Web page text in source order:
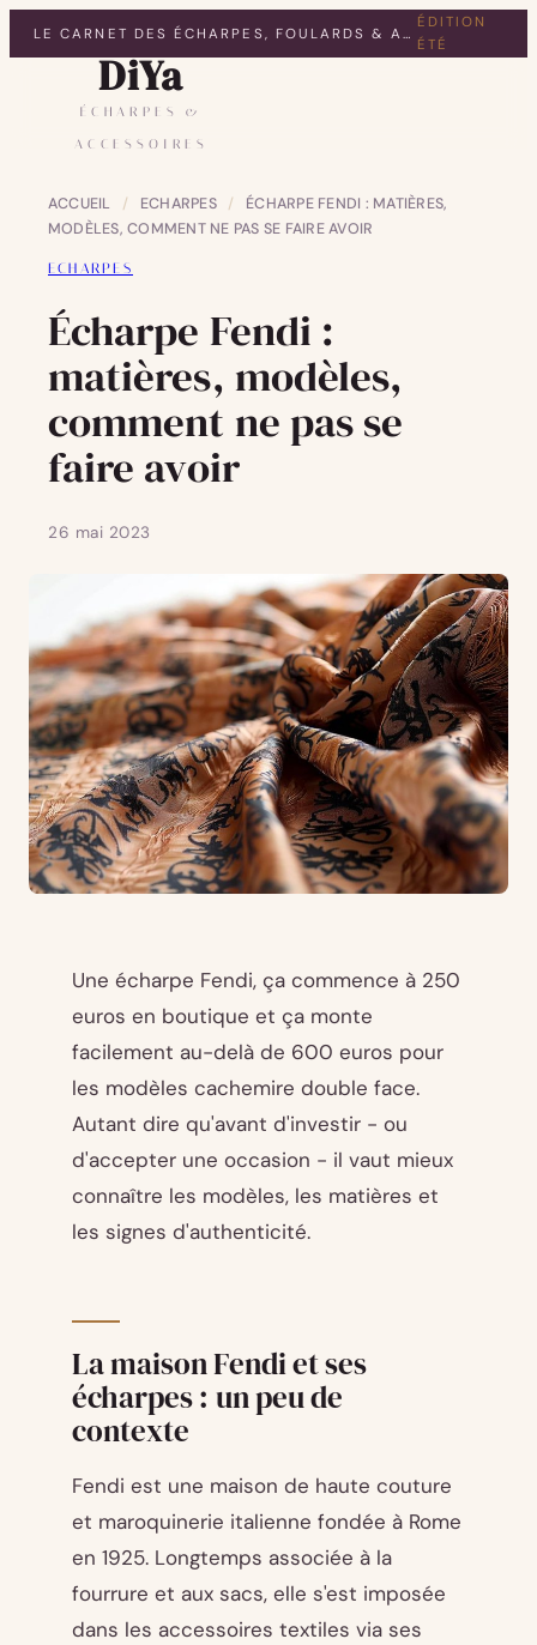
LE CARNET DES ÉCHARPES, FOULARDS & ACCESSOIRES
ÉDITION
ÉTÉ
DiYa
ÉCHARPES &
ACCESSOIRES
ACCUEIL / ECHARPES /
ÉCHARPE FENDI : MATIÈRES,
MODÈLES, COMMENT NE PAS SE FAIRE AVOIR
ECHARPES
Écharpe Fendi :
matières, modèles,
comment ne pas se
faire avoir
26 mai 2023
Une écharpe Fendi, ça commence à 250
euros en boutique et ça monte
facilement au-delà de 600 euros pour
les modèles cachemire double face.
Autant dire qu'avant d'investir - ou
d'accepter une occasion - il vaut mieux
connaître les modèles, les matières et
les signes d'authenticité.
La maison Fendi et ses
écharpes : un peu de
contexte
Fendi est une maison de haute couture
et maroquinerie italienne fondée à Rome
en 1925. Longtemps associée à la
fourrure et aux sacs, elle s'est imposée
dans les accessoires textiles via ses